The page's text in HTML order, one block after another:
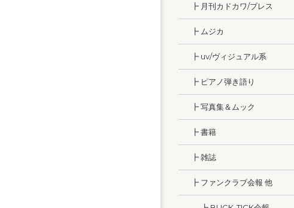
┣ 月刊カドカワ/ブレス
┣ ムジカ
┣ uv/ヴィジュアル系
┣ ピアノ弾き語り
┣ 写真集＆ムック
┣ 書籍
┣ 雑誌
┣ ファンクラブ会報 他